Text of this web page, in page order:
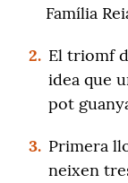
Família
2. El triomf
idea que
pot
3. Primera
neixen